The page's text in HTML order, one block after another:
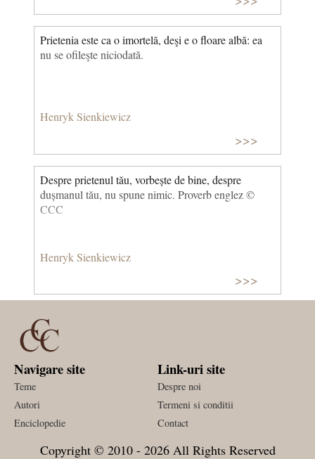
Prietenia este ca o imortelă, deşi e o floare albă: ea
nu se ofileşte niciodată.
Henryk Sienkiewicz
>>>
Despre prietenul tău, vorbește de bine, despre
dușmanul tău, nu spune nimic. Proverb englez ©
CCC
Henryk Sienkiewicz
>>>
Navigare site
Teme
Autori
Enciclopedie
Link-uri site
Despre noi
Termeni si conditii
Contact
Copyright © 2010 - 2026 All Rights Reserved